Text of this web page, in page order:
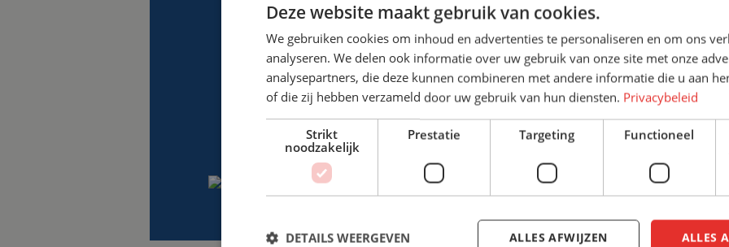
We helpen je graag verder! We
mogelijkheden en kunnen je
zien. Ga voor veiligheid van
+31 (0)161 22 64 72
Bespreek de
Deze website maakt gebruik van cookies.
We gebruiken cookies om inhoud en advertenties te personaliseren en om ons
analyseren. We delen ook informatie over uw gebruik van onze site met onze
analysepartners, die deze kunnen combineren met andere informatie die u aan
of die zij hebben verzameld door uw gebruik van hun diensten. Privacybeleid
Strikt
noodzakelijk
Prestatie Targeting Functioneel
ALLES
ALLES AFWIJZEN
DETAILS WEERGEVEN